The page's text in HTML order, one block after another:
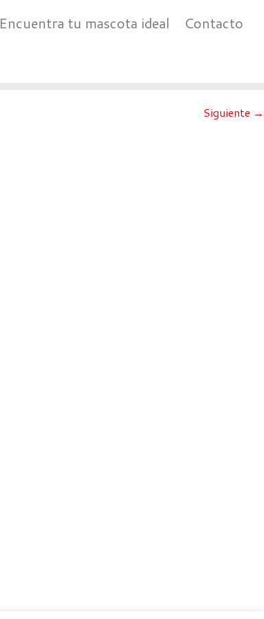
Encuentra tu mascota ideal Contacto
Siguiente →